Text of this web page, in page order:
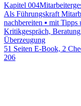
Kapitel 004
Als Führungskraft
nachbereiten ▪ mit
Kritikgespräch,
Überzeugung
51 Seiten E-Book, 2
206